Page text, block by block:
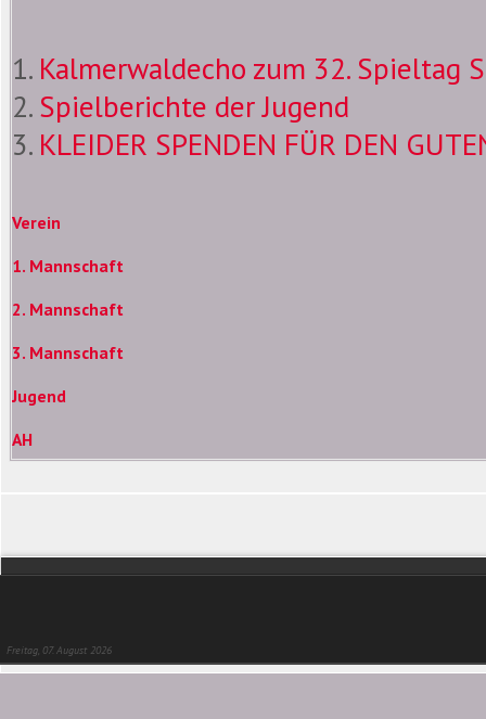
Kalmerwaldecho zum 32. Spieltag
Spielberichte der Jugend
KLEIDER SPENDEN FÜR DEN
Verein
1. Mannschaft
2. Mannschaft
3. Mannschaft
Jugend
AH
Freitag, 07. August 2026